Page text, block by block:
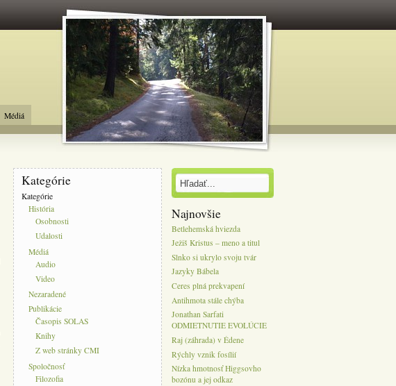
Médiá
Kategórie
Kategórie
História
Osobnosti
Udalosti
Médiá
Audio
Video
Nezaradené
Publikácie
Časopis SOLAS
Knihy
Z web stránky CMI
Spoločnosť
Filozofia
Najnovšie
Betlehemská hviezda
Ježiš Kristus – meno a titul
Slnko si ukrylo svoju tvár
Jazyky Bábela
Ceres plná prekvapení
Antihmota stále chýba
Jonathan Sarfati
ODMIETNUTIE EVOLÚCIE
Raj (záhrada) v Édene
Rýchly vznik fosílií
Nízka hmotnosť Higgsovho
bozónu a jej odkaz